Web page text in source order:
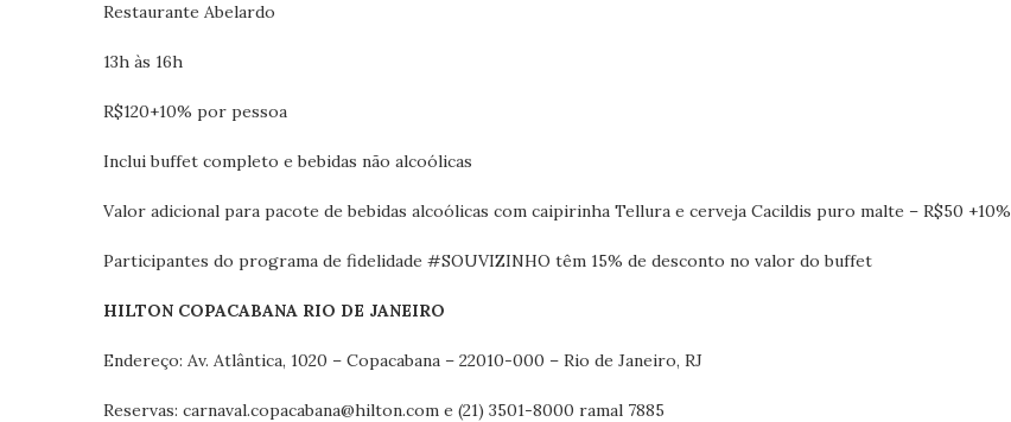
Restaurante Abelardo
13h às 16h
R$120+10% por pessoa
Inclui buffet completo e bebidas não alcoólicas
Valor adicional para pacote de bebidas alcoólicas com caipirinha Tellura e cerveja Cacildis puro malte – R$50 +10%
Participantes do programa de fidelidade #SOUVIZINHO têm 15% de desconto no valor do buffet
HILTON COPACABANA RIO DE JANEIRO
Endereço: Av. Atlântica, 1020 – Copacabana – 22010-000 – Rio de Janeiro, RJ
Reservas: carnaval.copacabana@hilton.com e (21) 3501-8000 ramal 7885